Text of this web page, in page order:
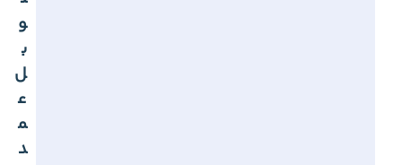
و
ب
ل
ع
م
د